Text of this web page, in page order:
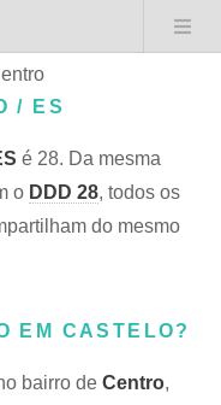
/ ES
é 28. Da mesma
o DDD 28, todos os
do mesmo
EM CASTELO?
bairro de Centro,